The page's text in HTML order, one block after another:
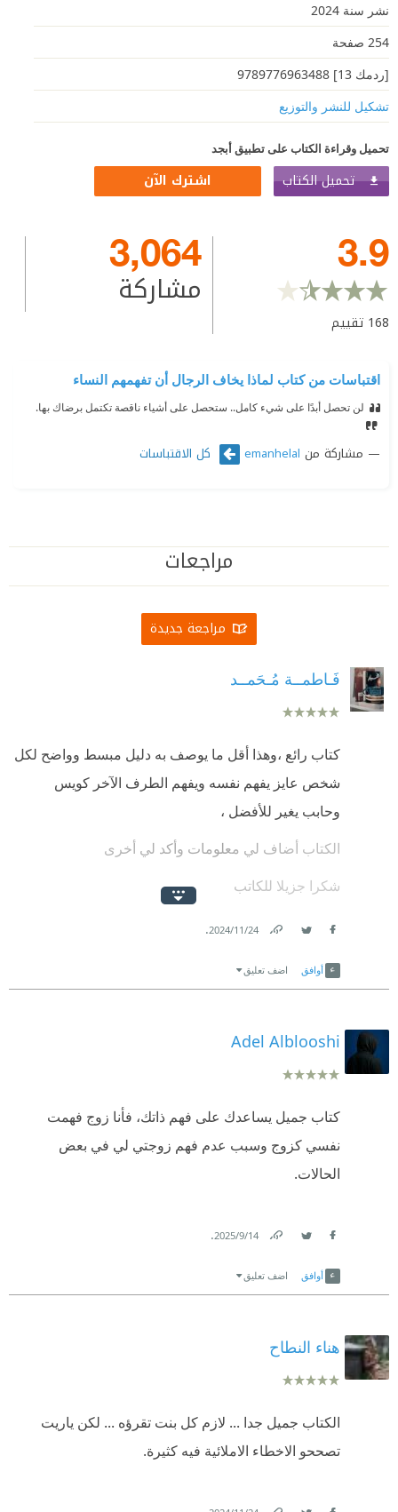
نشر سنة 2024
254 صفحة
[ردمك 13] 9789776963488
تشكيل للنشر والتوزيع
تحميل وقراءة الكتاب على تطبيق أبجد
تحميل الكتاب اشترك الآن
3.9
168 تقييم
3,064
مشاركة
اقتباسات من كتاب لماذا يخاف الرجال أن تفهمهم النساء
لن تحصل أبدًا على شيء كامل.. ستحصل على أشياء ناقصة تكتمل برضاك بها.
مشاركة من emanhelal كل الاقتباسات
مراجعات
مراجعة جديدة
فَـاطمــة مُـحَمــد
كتاب رائع ،وهذا أقل ما يوصف به دليل مبسط وواضح لكل
شخص عايز يفهم نفسه ويفهم الطرف الآخر كويس
وحابب يغير للأفضل ،
الكتاب أضاف لي معلومات وأكد لي أخرى
شكرا جزيلا للكاتب
د/إبراهيم خطاب ،نفع الله بك وزادك علماً وعملا
💙
24‏/11‏/2024
.
أوافق اضف تعليق
Adel Alblooshi
كتاب جميل يساعدك على فهم ذاتك، فأنا زوج فهمت
نفسي كزوج وسبب عدم فهم زوجتي لي في بعض
الحالات.
14‏/9‏/2025
.
أوافق اضف تعليق
هناء النطاح
الكتاب جميل جدا ... لازم كل بنت تقرؤه ... لكن ياريت
تصححو الاخطاء الاملائية فيه كثيرة.